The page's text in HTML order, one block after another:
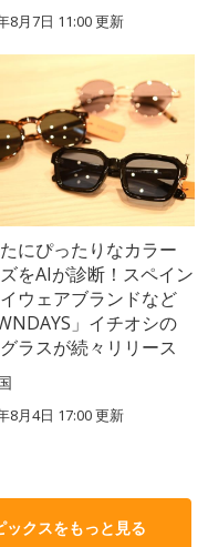
8月7日 11:00更新
にぴったりなカラー
をAIが診断！スペイン
ウェアブランドなど
」イチオシの
ラスが続々リリース
8月4日 17:00更新
クスをもっと見る